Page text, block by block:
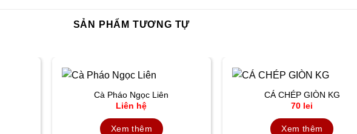
SẢN PHẨM TƯƠNG TỰ
Cà Pháo Ngọc Liên
Liên hệ
Xem thêm
CÁ CHÉP GIÒN KG
70 lei
Xem thêm